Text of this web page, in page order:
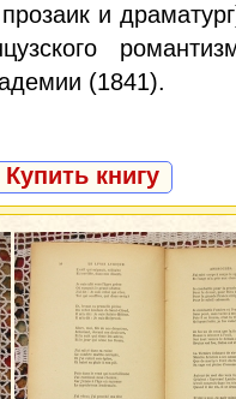
и
(1841).
Купить книгу